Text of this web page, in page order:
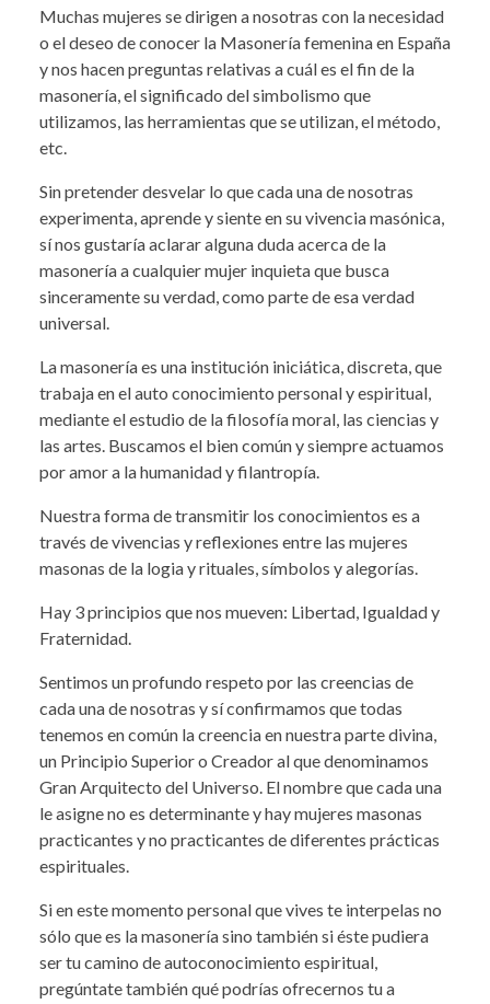
Muchas mujeres se dirigen a nosotras con la necesidad
o el deseo de conocer la Masonería femenina en España
y nos hacen preguntas relativas a cuál es el fin de la
masonería, el significado del simbolismo que
utilizamos, las herramientas que se utilizan, el método,
etc.
Sin pretender desvelar lo que cada una de nosotras
experimenta, aprende y siente en su vivencia masónica,
sí nos gustaría aclarar alguna duda acerca de la
masonería a cualquier mujer inquieta que busca
sinceramente su verdad, como parte de esa verdad
universal.
La masonería es una institución iniciática, discreta, que
trabaja en el auto conocimiento personal y espiritual,
mediante el estudio de la filosofía moral, las ciencias y
las artes. Buscamos el bien común y siempre actuamos
por amor a la humanidad y filantropía.
Nuestra forma de transmitir los conocimientos es a
través de vivencias y reflexiones entre las mujeres
masonas de la logia y rituales, símbolos y alegorías.
Hay 3 principios que nos mueven: Libertad, Igualdad y
Fraternidad.
Sentimos un profundo respeto por las creencias de
cada una de nosotras y sí confirmamos que todas
tenemos en común la creencia en nuestra parte divina,
un Principio Superior o Creador al que denominamos
Gran Arquitecto del Universo. El nombre que cada una
le asigne no es determinante y hay mujeres masonas
practicantes y no practicantes de diferentes prácticas
espirituales.
Si en este momento personal que vives te interpelas no
sólo que es la masonería sino también si éste pudiera
ser tu camino de autoconocimiento espiritual,
pregúntate también qué podrías ofrecernos tu a